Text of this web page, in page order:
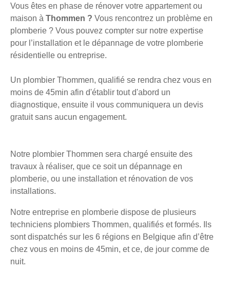
Vous êtes en phase de rénover votre appartement ou
maison à Thommen ? Vous rencontrez un problème en
plomberie ? Vous pouvez compter sur notre expertise
pour l’installation et le dépannage de votre plomberie
résidentielle ou entreprise.
Un plombier Thommen, qualifié se rendra chez vous en
moins de 45min afin d'établir tout d'abord un
diagnostique, ensuite il vous communiquera un devis
gratuit sans aucun engagement.
Notre plombier Thommen sera chargé ensuite des
travaux à réaliser, que ce soit un dépannage en
plomberie, ou une installation et rénovation de vos
installations.
Notre entreprise en plomberie dispose de plusieurs
techniciens plombiers Thommen, qualifiés et formés. Ils
sont dispatchés sur les 6 régions en Belgique afin d’être
chez vous en moins de 45min, et ce, de jour comme de
nuit.